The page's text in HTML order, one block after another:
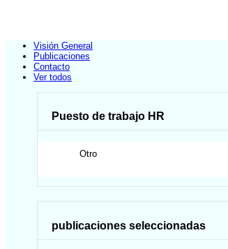
Visión General
Publicaciones
Contacto
Ver todos
Puesto de trabajo HR
Otro
publicaciones seleccionadas